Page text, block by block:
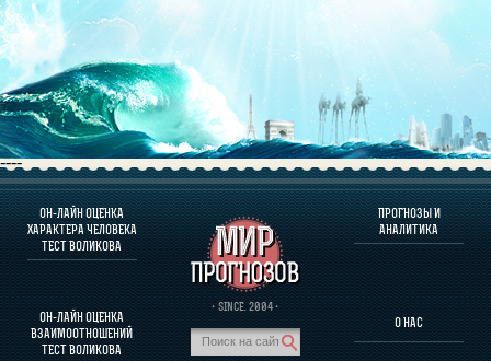
----
ОН-ЛАЙН ОЦЕНКА
ХАРАКТЕРА ЧЕЛОВЕКА
ТЕСТ ВОЛИКОВА
ОН-ЛАЙН ОЦЕНКА
ВЗАИМООТНОШЕНИЙ
ТЕСТ ВОЛИКОВА
· SINCE. 2004 ·
ПРОГНОЗЫ И
АНАЛИТИКА
О НАС
О ПРОГРАММЕ
ОЦЕНКА ХАРАКТЕРA ЧЕЛОВЕКА
ОЦЕНКА ХАРАКТЕРА ВЫДАЮЩИХСЯ ЛИЧНОСТЕЙ
О ПРОГРАММЕ
ПРОГНОЗЫ И АНАЛИТИКА